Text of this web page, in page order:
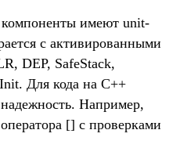
компоненты имеют unit-
с активированными
DEP, SafeStack,
Для кода на C++
Например,
[] с проверками